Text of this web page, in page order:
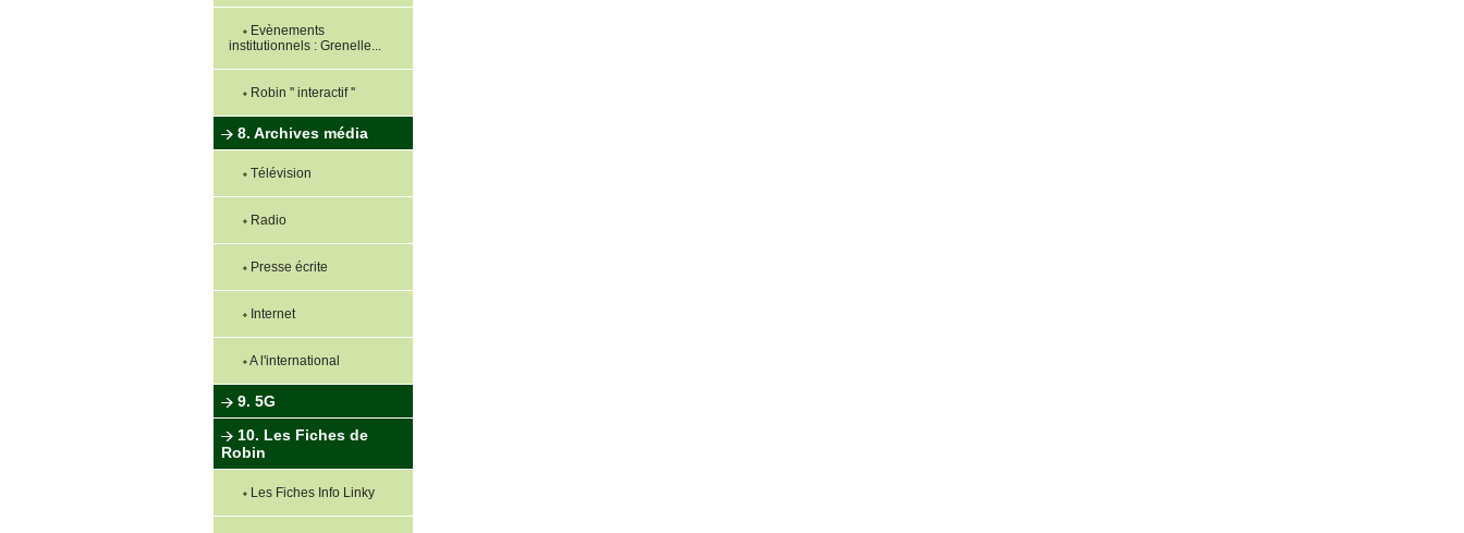
Evènements
institutionnels : Grenelle...
Robin '' interactif ''
8. Archives média
Télévision
Radio
Presse écrite
Internet
A l'international
9. 5G
10. Les Fiches de
Robin
Les Fiches Info Linky